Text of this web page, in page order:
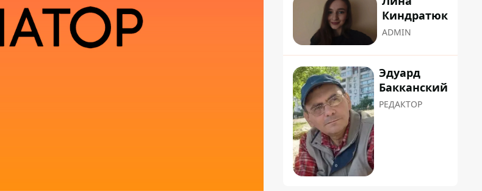
Киндратюк
ADMIN
Эдуард
Бакканский
РЕДАКТОР